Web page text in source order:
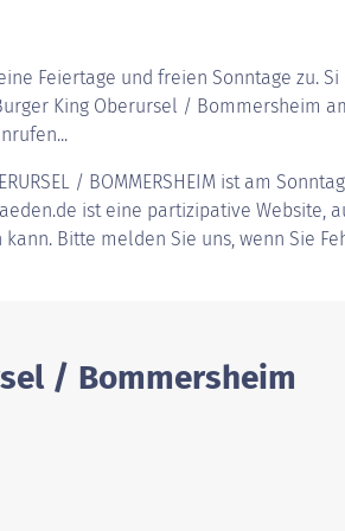
Feiertage und freien Sonntage zu. Si
King Oberursel / Bommersheim
/ BOMMERSHEIM ist am Sonntag
ist eine partizipative Website,
Bitte melden Sie uns, wenn Sie
/ Bommersheim